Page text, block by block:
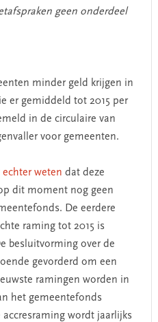
geen onderdeel
minder geld krijgen in
er gemiddeld tot 2015 per
in de circulaire van
voor gemeenten.
echter weten dat deze
dit moment nog geen
De eerdere
raming tot 2015 is
besluitvorming over de
gevorderd om een
ramingen worden in
het gemeentefonds
wordt jaarlijks